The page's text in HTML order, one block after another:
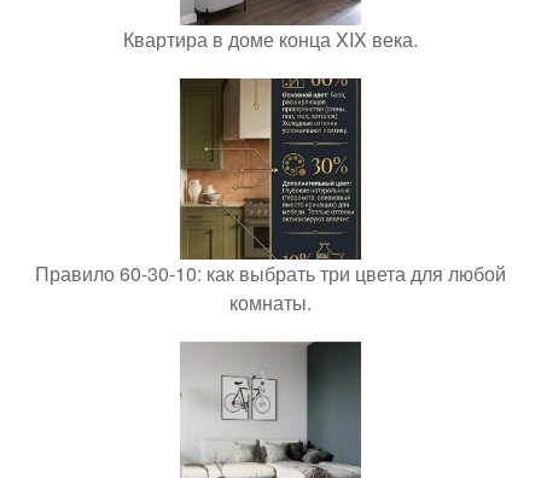
Квартира в доме конца XIX века.
Правило 60-30-10: как выбрать три цвета для любой
комнаты.